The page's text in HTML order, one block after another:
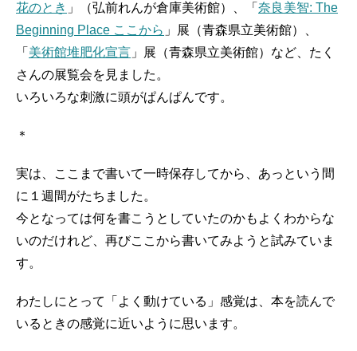
花のとき 」（弘前れんが倉庫美術館）、「 奈良美智: The
Beginning Place ここから 」展（青森県立美術館）、
「 美術館堆肥化宣言 」展（青森県立美術館）など、たく
さんの展覧会を見ました。
いろいろな刺激に頭がぱんぱんです。
＊
実は、ここまで書いて一時保存してから、あっという間
に１週間がたちました。
今となっては何を書こうとしていたのかもよくわからな
いのだけれど、再びここから書いてみようと試みていま
す。
わたしにとって「よく動けている」感覚は、本を読んで
いるときの感覚に近いように思います。